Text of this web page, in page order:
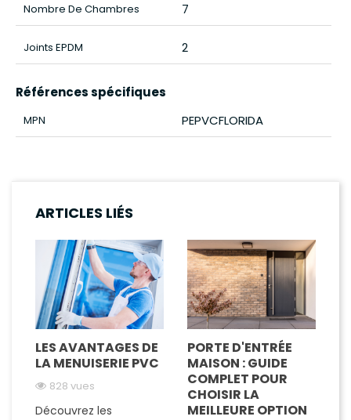
Nombre De Chambres 7
Joints EPDM 2
Références spécifiques
MPN PEPVCFLORIDA
ARTICLES LIÉS
LES AVANTAGES DE
LA MENUISERIE PVC
828 vues
Découvrez les
PORTE D'ENTRÉE
MAISON : GUIDE
COMPLET POUR
CHOISIR LA
MEILLEURE OPTION